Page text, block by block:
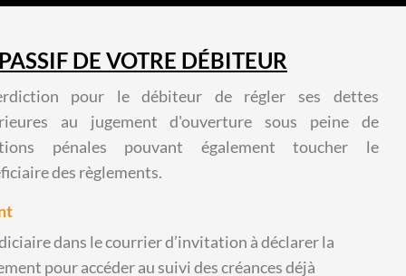
DE VOTRE DÉBITEUR
bénéficiaire des règlements.
dans le courrier d’invitation à déclarer la
pour accéder au suivi des créances déjà